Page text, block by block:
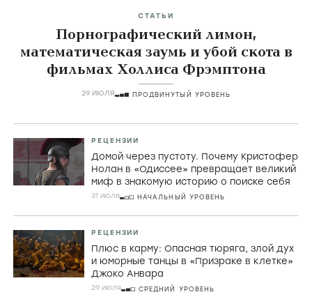
СТАТЬИ
Порнографический лимон,
математическая заумь и убой скота в
фильмах Холлиса Фрэмптона
29 ИЮЛЯ ПРОДВИНУТЫЙ УРОВЕНЬ
РЕЦЕНЗИИ
Домой через пустоту. Почему Кристофер
Нолан в «Одиссее» превращает великий
миф в знакомую историю о поиске себя
31 июля НАЧАЛЬНЫЙ УРОВЕНЬ
РЕЦЕНЗИИ
Плюс в карму: Опасная тюряга, злой дух
и юморные танцы в «Призраке в клетке»
Джоко Анвара
29 июля СРЕДНИЙ УРОВЕНЬ